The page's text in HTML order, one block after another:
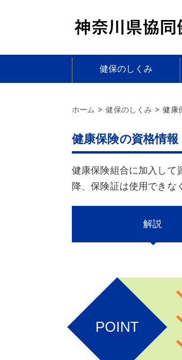
健保のしくみ
ホーム 健保のしくみ 健康
健康保険の資格情報
健康保険組合に加入して
降、保険証は使用できな
解説
POINT